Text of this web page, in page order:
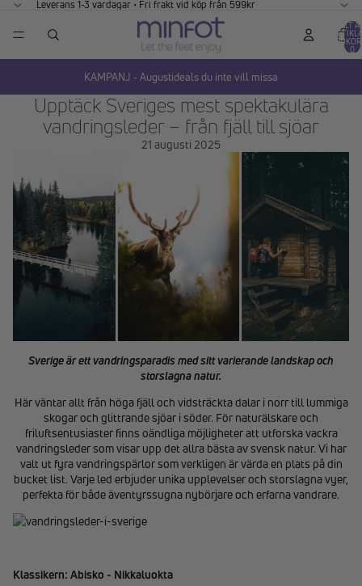
Leverans 1-3 vardagar • Fri frakt vid köp från 599kr
TOTALT
0
KAMPANJ - Augustideals du inte vill missa
Upptäck Sveriges mest spektakulära
vandringsleder – från fjäll till sjöar
21 augusti 2025
Sverige är ett vandringsparadis med sitt varierande landskap och
storslagna natur.
Här väntar allt från höga fjäll och vidsträckta dalar i norr till lummiga
skogar och glittrande sjöar i söder. För naturälskare och
friluftsentusiaster finns oändliga möjligheter att utforska vackra
vandringsleder som visar upp det allra bästa av svensk natur. Vi har
valt ut fyra vandringspärlor som verkligen är värda en plats på din
bucket list. Varje led erbjuder unika upplevelser och storslagna vyer,
perfekta för både äventyrssugna nybörjare och erfarna vandrare.
Klassikern: Abisko - Nikkaluokta